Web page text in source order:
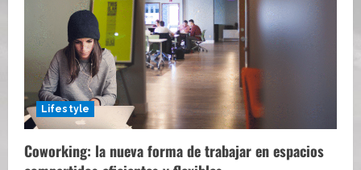
Lifestyle
Coworking: la nueva forma de trabajar en espacios